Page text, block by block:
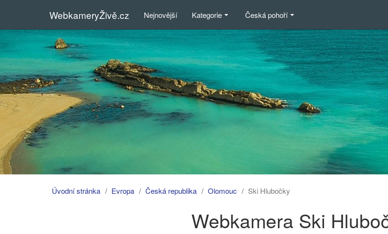
WebkameryŽivě.cz Nejnovější Kategorie Česká pohoří
Úvodní stránka Evropa Česká republika Olomouc Ski Hlubočky
Webkamera Ski